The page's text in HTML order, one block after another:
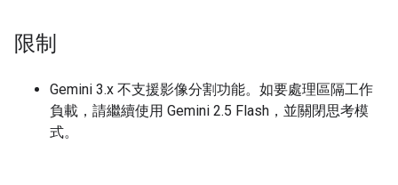
限制
Gemini 3.x 不支援影像分割功能。如要處理區隔工作
負載，請繼續使用 Gemini 2.5 Flash，並關閉思考模
式。